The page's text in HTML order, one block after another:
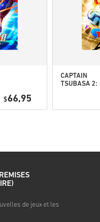
• Choisis ton produit
• Entre ton adresse e-mail
• Sélectionne ton mode de
• Finalise ta commande
$66,95
CAPTAIN
TSUBASA 2:
Deluxe
de jeux et les